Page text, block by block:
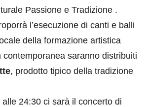
Passione e Tradizione .
l’esecuzione di canti e balli
della formazione artistica
contemporanea saranno distribuiti
, prodotto tipico della tradizione
24:30 ci sarà il concerto di